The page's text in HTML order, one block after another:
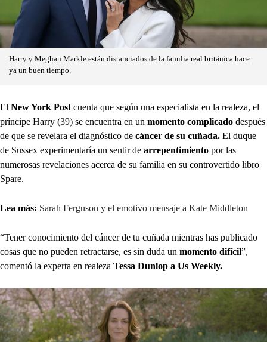
Harry y Meghan Markle están distanciados de la familia real británica hace
ya un buen tiempo.
El New York Post cuenta que según una especialista en la realeza, el
príncipe Harry (39) se encuentra en un momento complicado después
de que se revelara el diagnóstico de cáncer de su cuñada. El duque
de Sussex experimentaría un sentir de arrepentimiento por las
numerosas revelaciones acerca de su familia en su controvertido libro
Spare.
Lea más: Sarah Ferguson y el emotivo mensaje a Kate Middleton
“Tener conocimiento del cáncer de tu cuñada mientras has publicado
cosas que no pueden retractarse, es sin duda un momento difícil”,
comentó la experta en realeza Tessa Dunlop a Us Weekly.